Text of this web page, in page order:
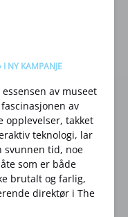
I NY KAMPANJE
av museet
av
opplevelser, takket
teknologi, lar
svunnen tid, noe
som er både
brutalt og farlig,
direktør i The